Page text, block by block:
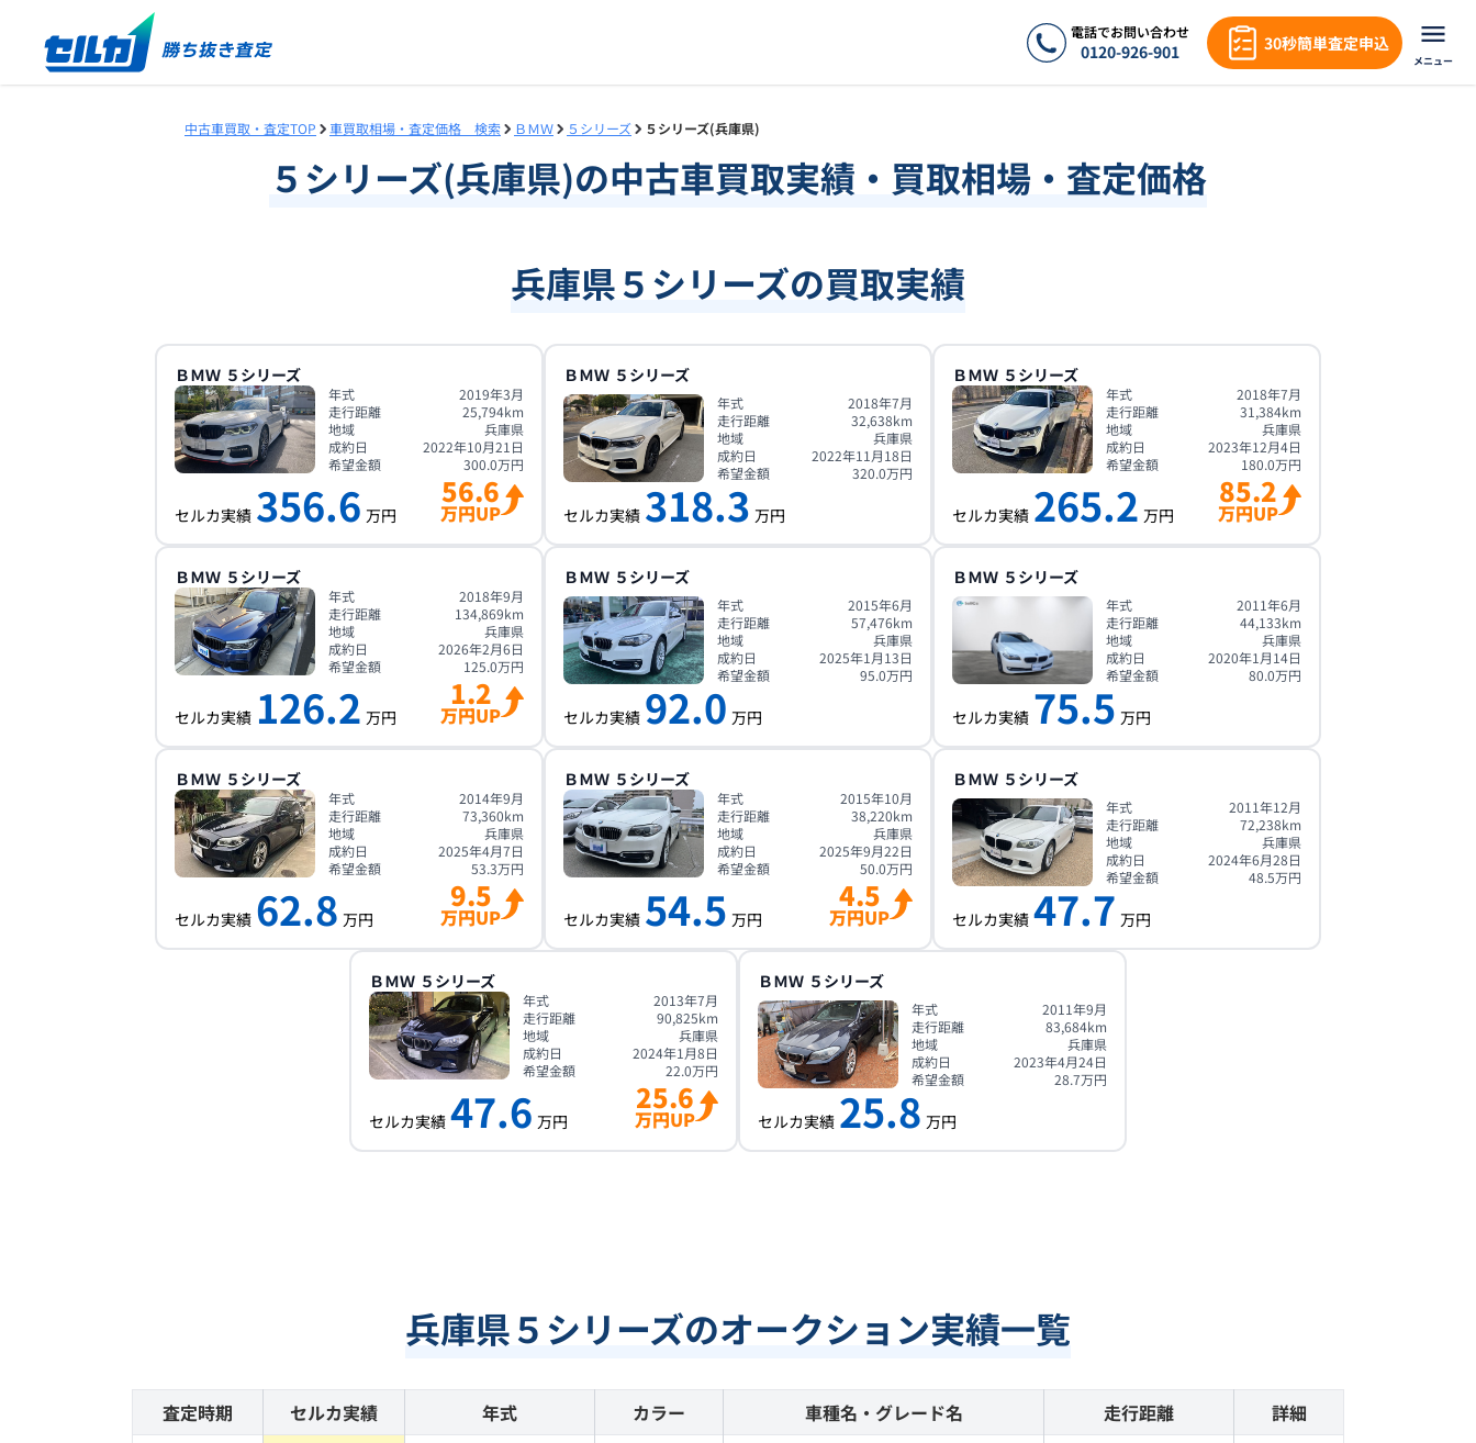
電話でお問い合わせ
0120-926-901 30秒簡単査定申込
メニュー
中古車買取・査定TOP 車買取相場・査定価格 検索 ＢＭＷ ５シリーズ ５シリーズ(兵庫県)
５シリーズ(兵庫県)の中古車買取実績・買取相場・査定価格
兵庫県５シリーズの買取実績
ＢＭＷ ５シリーズ
年式
2019年3月
走行距離
25,794km
地域
兵庫県
成約日
2022年10月21日
希望金額
300.0万円
セルカ実績 356.6 万円
56.6
万円UP
ＢＭＷ ５シリーズ
年式
2018年7月
走行距離
32,638km
地域
兵庫県
成約日
2022年11月18日
希望金額
320.0万円
セルカ実績 318.3 万円
ＢＭＷ ５シリーズ
年式
2018年7月
走行距離
31,384km
地域
兵庫県
成約日
2023年12月4日
希望金額
180.0万円
セルカ実績 265.2 万円
85.2
万円UP
ＢＭＷ ５シリーズ
年式
2018年9月
走行距離
134,869km
地域
兵庫県
成約日
2026年2月6日
希望金額
125.0万円
セルカ実績 126.2 万円
1.2
万円UP
ＢＭＷ ５シリーズ
年式
2015年6月
走行距離
57,476km
地域
兵庫県
成約日
2025年1月13日
希望金額
95.0万円
セルカ実績 92.0 万円
ＢＭＷ ５シリーズ
年式
2011年6月
走行距離
44,133km
地域
兵庫県
成約日
2020年1月14日
希望金額
80.0万円
セルカ実績 75.5 万円
ＢＭＷ ５シリーズ
年式
2014年9月
走行距離
73,360km
地域
兵庫県
成約日
2025年4月7日
希望金額
53.3万円
セルカ実績 62.8 万円
9.5
万円UP
ＢＭＷ ５シリーズ
年式
2015年10月
走行距離
38,220km
地域
兵庫県
成約日
2025年9月22日
希望金額
50.0万円
セルカ実績 54.5 万円
4.5
万円UP
ＢＭＷ ５シリーズ
年式
2011年12月
走行距離
72,238km
地域
兵庫県
成約日
2024年6月28日
希望金額
48.5万円
セルカ実績 47.7 万円
ＢＭＷ ５シリーズ
年式
2013年7月
走行距離
90,825km
地域
兵庫県
成約日
2024年1月8日
希望金額
22.0万円
セルカ実績 47.6 万円
25.6
万円UP
ＢＭＷ ５シリーズ
年式
2011年9月
走行距離
83,684km
地域
兵庫県
成約日
2023年4月24日
希望金額
28.7万円
セルカ実績 25.8 万円
兵庫県５シリーズのオークション実績一覧
査定時期 セルカ実績 年式 カラー 車種名・グレード名 走行距離 詳細